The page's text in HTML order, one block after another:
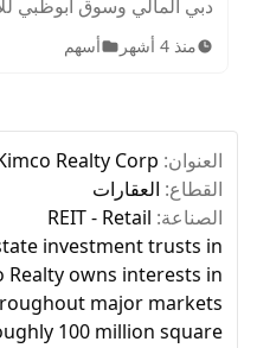
دبي المالي وسوق أبوظبي
المدرجة، الأصول المتاحة،
الاستثمار للمبتدئين.
منذ 4 أشهر أسهم
العنوان: Realty Corp
القطاع: العقارات
الصناعة: REIT - Retail
investment trusts in
Realty owns interests in
major markets
100 million square